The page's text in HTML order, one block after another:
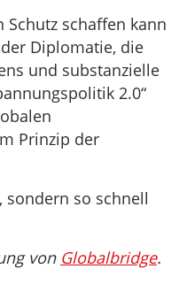
schaffen kann
Diplomatie, die
und substanzielle
2.0“
Prinzip der
sondern so schnell
von Globalbridge.